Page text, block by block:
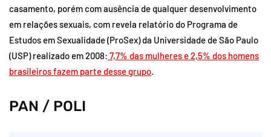
casamento, porém com ausência de qualquer desenvolvimento
em relações sexuais, com revela relatório do Programa de
Estudos em Sexualidade (ProSex) da Universidade de São Paulo
(USP) realizado em 2008: 7,7% das mulheres e 2,5% dos homens
brasileiros fazem parte desse grupo.
PAN / POLI